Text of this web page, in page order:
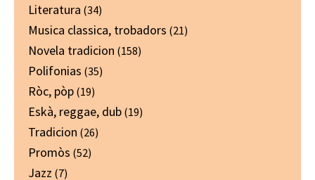
Literatura (34)
Musica classica, trobadors (21)
Novela tradicion (158)
Polifonias (35)
Ròc, pòp (19)
Eskà, reggae, dub (19)
Tradicion (26)
Promòs (52)
Jazz (7)